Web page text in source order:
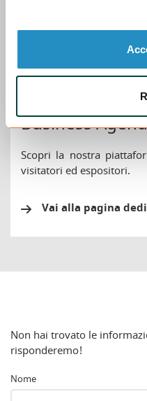
Business
Scopri la nostra
visitatori ed espositori.
Vai alla pagina
Non hai trovato le
risponderemo!
Nome